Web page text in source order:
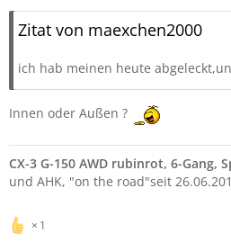
Zitat von maexchen2000
ich hab meinen heute
Innen oder Außen ?
CX-3 G-150 AWD rubinrot, 6-Gang,
und AHK, "on the road"seit
1